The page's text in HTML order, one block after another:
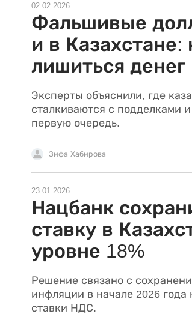
02.02.2026
Фальшивые
и в Казахстане:
лишиться
Эксперты объяснили, где
сталкиваются с подделками
первую очередь.
Зифа Хабирова
23.01.2026
Нацбанк
ставку в
уровне 18%
Решение связано с
инфляции в начале 2026
ставки НДС.